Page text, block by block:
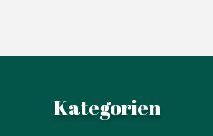
Kategorien